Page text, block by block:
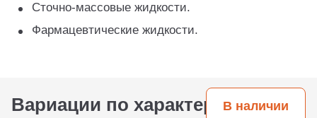
Сточно‑массовые жидкости.
Фармацевтические жидкости.
Вариации по характеристикам
В наличии